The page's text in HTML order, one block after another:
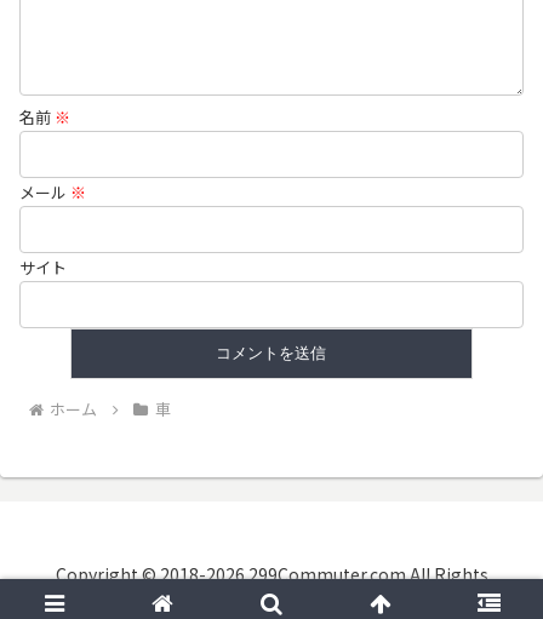
名前 ※
メール ※
サイト
ホーム 車
Copyright © 2018-2026 299Commuter.com All Rights
Reserved.